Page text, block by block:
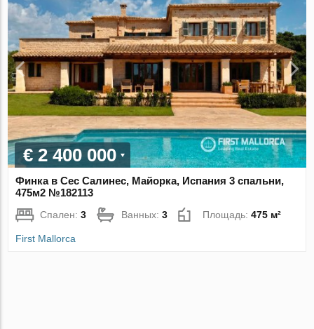
€ 2 400 000
Финка в Сес Салинес, Майорка, Испания 3 спальни,
475м2 №182113
Спален:3 Ванных:3 Площадь:475 м²
First Mallorca